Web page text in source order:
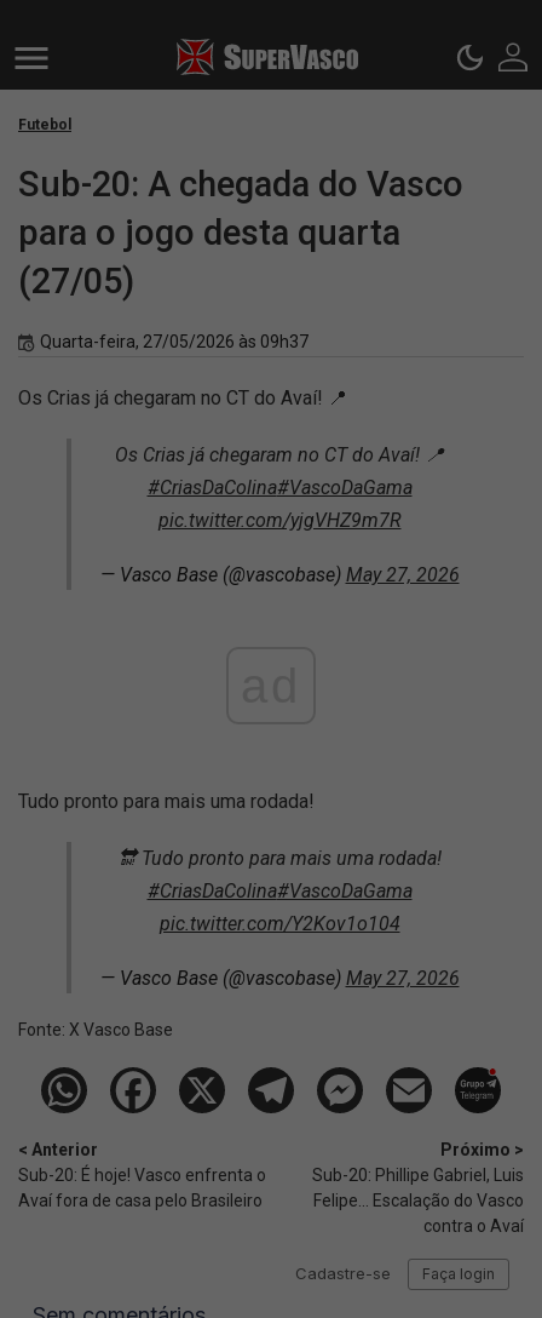
Futebol
Sub-20: A chegada do Vasco
para o jogo desta quarta
(27/05)
Quarta-feira, 27/05/2026 às 09h37
Os Crias já chegaram no CT do Avaí! 📍
Os Crias já chegaram no CT do Avaí! 📍
#CriasDaColina#VascoDaGama
pic.twitter.com/yjgVHZ9m7R
— Vasco Base (@vascobase) May 27, 2026
Tudo pronto para mais uma rodada!
🔛 Tudo pronto para mais uma rodada!
#CriasDaColina#VascoDaGama
pic.twitter.com/Y2Kov1o104
— Vasco Base (@vascobase) May 27, 2026
Fonte: X Vasco Base
< Anterior
Sub-20: É hoje! Vasco enfrenta o
Avaí fora de casa pelo Brasileiro
Próximo >
Sub-20: Phillipe Gabriel, Luis
Felipe... Escalação do Vasco
contra o Avaí